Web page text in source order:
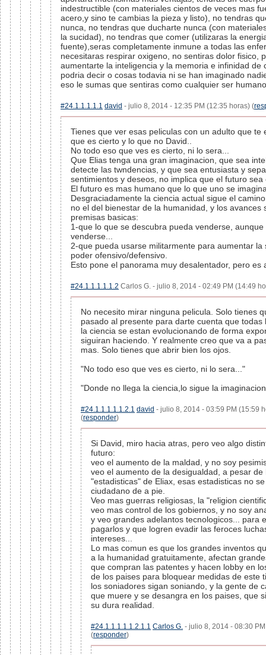
indestructible (con materiales cientos de veces mas
acero,y sino te cambias la pieza y listo), no tendras
nunca, no tendras que ducharte nunca (con
la sucidad), no tendras que comer (utilizaras la
fuente),seras completamente inmune a todas las
necesitaras respirar oxigeno, no sentiras dolor fisico,
aumentarte la inteligencia y la memoria e infinidad de
podria decir o cosas todavia ni se han imaginado
eso le sumas que sentiras como cualquier ser
#24.1.1.1.1.1 david - julio 8, 2014 - 12:35 PM (12:35 horas) (
Tienes que ver esas peliculas con un adulto que te
que es cierto y lo que no David..
No todo eso que ves es cierto, ni lo sera...
Que Elias tenga una gran imaginacion, que sea
detecte las twndencias, y que sea entusiasta y
sentimientos y deseos, no implica que el futuro sea
El futuro es mas humano que lo que uno se
Desgraciadamente la ciencia actual sigue el
no el del bienestar de la humanidad, y los avances
premisas basicas:
1-que lo que se descubra pueda venderse, aunque
venderse...
2-que pueda usarse militarmente para aumentar la
poder ofensivo/defensivo.
Esto pone el panorama muy desalentador, pero es
#24.1.1.1.1.1.2 Carlos G. - julio 8, 2014 - 02:49 PM (14:49
No necesito mirar ninguna pelicula. Solo tienes
pasado al presente para darte cuenta que todas
la ciencia se estan evolucionando de forma
siguiran haciendo. Y realmente creo que va a
mas. Solo tienes que abrir bien los ojos.
"No todo eso que ves es cierto, ni lo sera..."
"Donde no llega la ciencia,lo sigue la
#24.1.1.1.1.1.2.1 david - julio 8, 2014 - 03:59 PM (15:59
(responder)
Si David, miro hacia atras, pero veo algo
futuro:
veo el aumento de la maldad, y no soy
veo el aumento de la desigualdad, a pesar de
"estadisticas" de Eliax, esas estadisticas no
ciudadano de a pie.
Veo mas guerras religiosas, la "religion
veo mas control de los gobiernos, y no soy
y veo grandes adelantos tecnologicos... para
pagarlos y que logren evadir las feroces
intereses...
Lo mas comun es que los grandes inventos
a la humanidad gratuitamente, afectan
que compran las patentes y hacen lobby en
de los paises para bloquear medidas de este
los soniadores sigan soniando, y la gente de
que muere y se desangra en los paises, que
su dura realidad.
#24.1.1.1.1.1.2.1.1 Carlos G. - julio 8, 2014 - 08:30
(responder)